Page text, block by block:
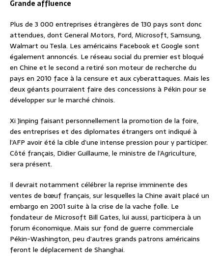
Grande affluence
Plus de 3 000 entreprises étrangères de 130 pays sont donc
attendues, dont General Motors, Ford, Microsoft, Samsung,
Walmart ou Tesla. Les américains Facebook et Google sont
également annoncés. Le réseau social du premier est bloqué
en Chine et le second a retiré son moteur de recherche du
pays en 2010 face à la censure et aux cyberattaques. Mais les
deux géants pourraient faire des concessions à Pékin pour se
développer sur le marché chinois.
Xi Jinping faisant personnellement la promotion de la foire,
des entreprises et des diplomates étrangers ont indiqué à
l’AFP avoir été la cible d’une intense pression pour y participer.
Côté français, Didier Guillaume, le ministre de l’Agriculture,
sera présent.
Il devrait notamment célébrer la reprise imminente des
ventes de bœuf français, sur lesquelles la Chine avait placé un
embargo en 2001 suite à la crise de la vache folle. Le
fondateur de Microsoft Bill Gates, lui aussi, participera à un
forum économique. Mais sur fond de guerre commerciale
Pékin-Washington, peu d’autres grands patrons américains
feront le déplacement de Shanghai.